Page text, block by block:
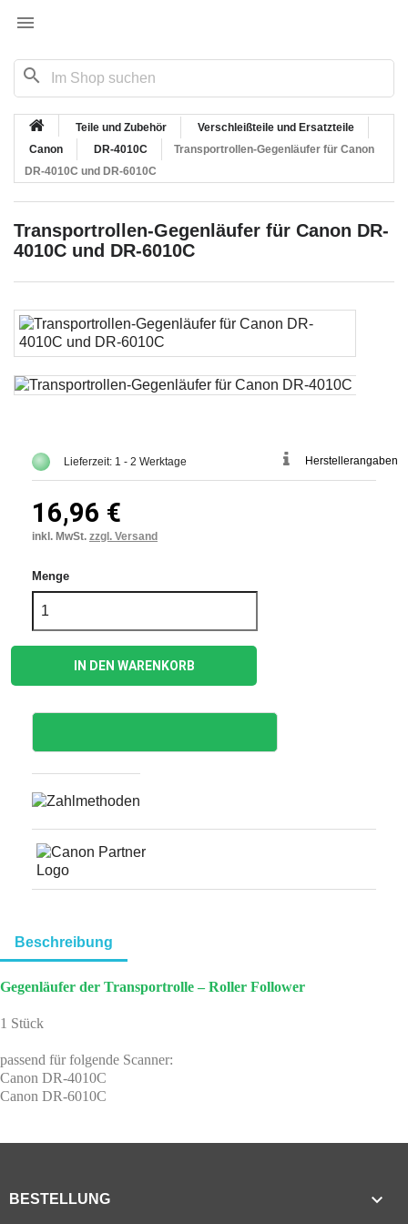

search
Teile und Zubehör
Verschleißteile und Ersatzteile
Canon
DR-4010C
Transportrollen-Gegenläufer für Canon
DR-4010C und DR-6010C
Transportrollen-Gegenläufer für Canon DR-
4010C und DR-6010C
Lieferzeit: 1 - 2 Werktage Herstellerangaben
16,96 €
inkl. MwSt. zzgl. Versand
Menge
IN DEN WARENKORB
Beschreibung
Gegenläufer der Transportrolle – Roller Follower
1 Stück
passend für folgende Scanner:
Canon DR-4010C
Canon DR-6010C
BESTELLUNG 